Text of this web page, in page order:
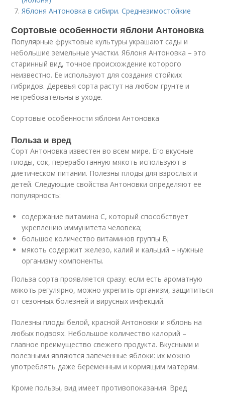
Яблоня Антоновка в сибири. Среднезимостойкие
Сортовые особенности яблони Антоновка
Популярные фруктовые культуры украшают сады и
небольшие земельные участки. Яблоня Антоновка – это
старинный вид, точное происхождение которого
неизвестно. Ее используют для создания стойких
гибридов. Деревья сорта растут на любом грунте и
нетребовательны в уходе.
Сортовые особенности яблони Антоновка
Польза и вред
Сорт Антоновка известен во всем мире. Его вкусные
плоды, сок, переработанную мякоть используют в
диетическом питании. Полезны плоды для взрослых и
детей. Следующие свойства Антоновки определяют ее
популярность:
содержание витамина С, который способствует
укреплению иммунитета человека;
большое количество витаминов группы В;
мякоть содержит железо, калий и кальций – нужные
организму компоненты.
Польза сорта проявляется сразу: если есть ароматную
мякоть регулярно, можно укрепить организм, защититься
от сезонных болезней и вирусных инфекций.
Полезны плоды белой, красной Антоновки и яблонь на
любых подвоях. Небольшое количество калорий –
главное преимущество свежего продукта. Вкусными и
полезными являются запеченные яблоки: их можно
употреблять даже беременным и кормящим матерям.
Кроме пользы, вид имеет противопоказания. Вред